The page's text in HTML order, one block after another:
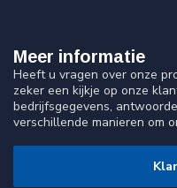
Meer informatie
Heeft u vragen over onze
zeker een kijkje op onze
bedrijfsgegevens,
verschillende manieren om